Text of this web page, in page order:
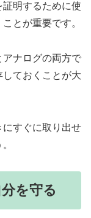
明するために使
とが重要です。
アナログの両方で
ておくことが大
にすぐに取り出せ
を守る